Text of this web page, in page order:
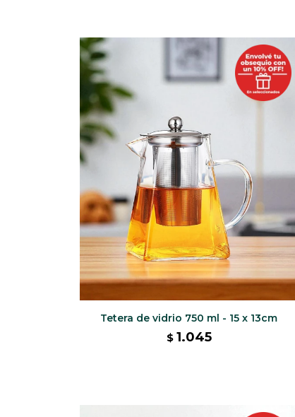
Tetera de vidrio 750 ml - 15 x 13cm
$ 1.045